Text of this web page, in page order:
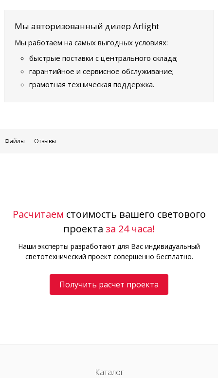
Мы авторизованный дилер Arlight
Мы работаем на самых выгодных условиях:
быстрые поставки с центрального склада;
гарантийное и сервисное обслуживание;
грамотная техническая поддержка.
Файлы Отзывы
Расчитаем стоимость вашего светового
проекта за 24 часа!
Наши эксперты разработают для Вас индивидуальный
светотехнический проект совершенно бесплатно.
Получить расчет проекта
Каталог